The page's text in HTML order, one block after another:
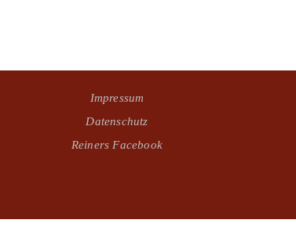
Impressum
Datenschutz
Reiners Facebook